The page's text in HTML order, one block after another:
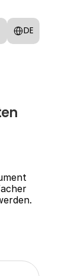
Select Language
DE